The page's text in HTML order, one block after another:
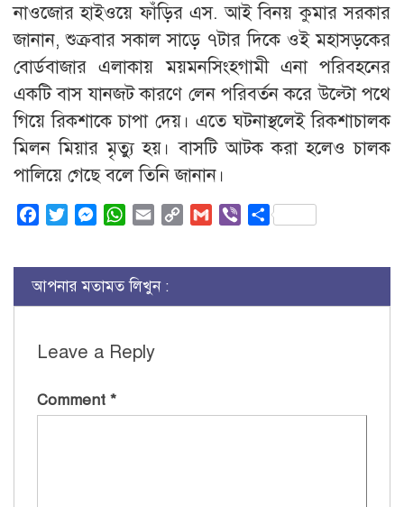
নাওজোর হাইওয়ে ফাঁড়ির এস. আই বিনয় কুমার সরকার
জানান, শুক্রবার সকাল সাড়ে ৭টার দিকে ওই মহাসড়কের
বোর্ডবাজার এলাকায় ময়মনসিংহগামী এনা পরিবহনের
একটি বাস যানজট কারণে লেন পরিবর্তন করে উল্টো পথে
গিয়ে রিকশাকে চাপা দেয়। এতে ঘটনাস্থলেই রিকশাচালক
মিলন মিয়ার মৃত্যু হয়। বাসটি আটক করা হলেও চালক
পালিয়ে গেছে বলে তিনি জানান।
FacebookTwitterMessenger
WhatsApp
Email
Copy
Gmail ViberShare
আপনার মতামত লিখুন :
Leave a Reply
Comment *